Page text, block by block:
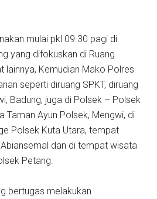
mulai pkl 09.30 pagi di
yang difokuskan di Ruang
lainnya, Kemudian Mako Polres
seperti diruang SPKT, diruang
Badung, juga di Polsek – Polsek
Taman Ayun Polsek, Mengwi, di
Polsek Kuta Utara, tempat
dan di tempat wisata
Petang.
bertugas melakukan